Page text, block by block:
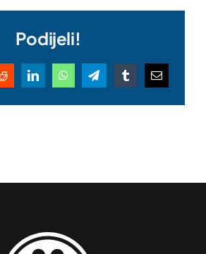
Podijeli!
RedditLinkedInWhatsAppTelegramTumblrEmail